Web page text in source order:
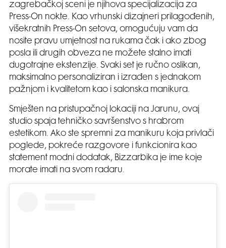
zagrebačkoj sceni je njihova specijalizacija za
Press-On nokte. Kao vrhunski dizajneri prilagođenih,
višekratnih Press-On setova, omogućuju vam da
nosite pravu umjetnost na rukama čak i ako zbog
posla ili drugih obveza ne možete stalno imati
dugotrajne ekstenzije. Svaki set je ručno oslikan,
maksimalno personaliziran i izrađen s jednakom
pažnjom i kvalitetom kao i salonska manikura.
Smješten na pristupačnoj lokaciji na Jarunu, ovaj
studio spaja tehničko savršenstvo s hrabrom
estetikom. Ako ste spremni za manikuru koja privlači
poglede, pokreće razgovore i funkcionira kao
statement modni dodatak, Bizzarbika je ime koje
morate imati na svom radaru.